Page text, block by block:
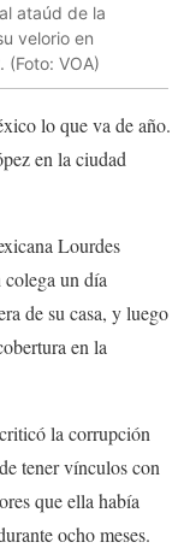
ataúd de la
velorio en
(Foto: VOA)
lo que va de año.
en la ciudad
Lourdes
un día
de su casa, y luego
en la
la corrupción
tener vínculos con
que ella había
ocho meses.